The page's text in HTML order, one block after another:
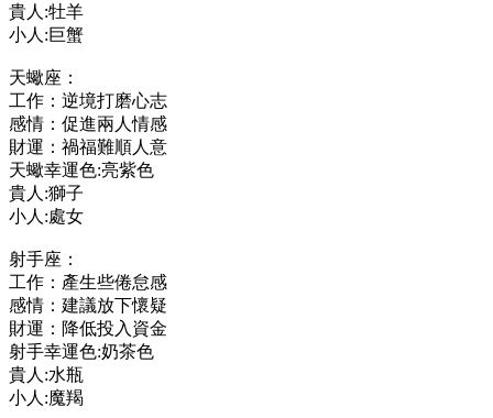
貴人:牡羊
小人:巨蟹
天蠍座：
工作：逆境打磨心志
感情：促進兩人情感
財運：禍福難順人意
天蠍幸運色:亮紫色
貴人:獅子
小人:處女
射手座：
工作：產生些倦怠感
感情：建議放下懷疑
財運：降低投入資金
射手幸運色:奶茶色
貴人:水瓶
小人:魔羯